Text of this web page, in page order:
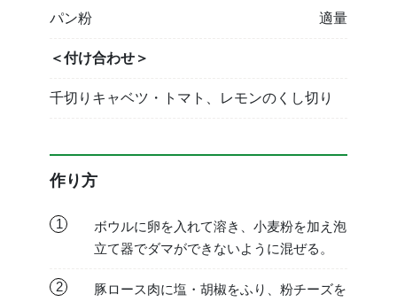
パン粉 適量
＜付け合わせ＞
千切りキャベツ・トマト、レモンのくし切り
作り方
1
ボウルに卵を入れて溶き、小麦粉を加え泡
立て器でダマができないように混ぜる。
2
豚ロース肉に塩・胡椒をふり、粉チーズを